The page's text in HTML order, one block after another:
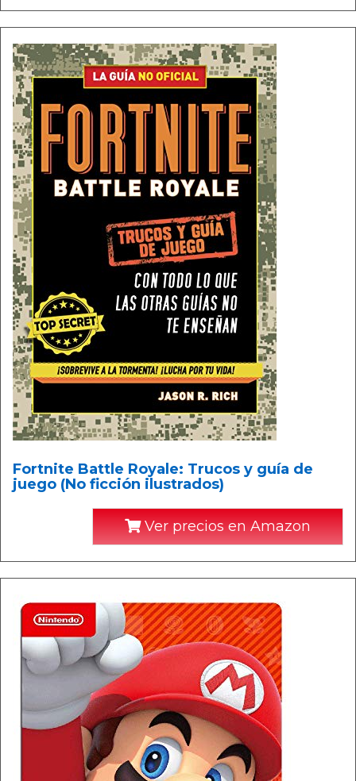
Fortnite Battle Royale: Trucos y guía de
juego (No ficción ilustrados)
Ver precios en Amazon